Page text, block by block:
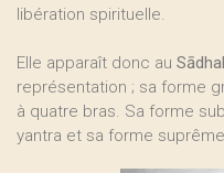
libération spirituelle.
Elle apparaît donc au
représentation ; sa forme
à quatre bras. Sa forme
yantra et sa forme